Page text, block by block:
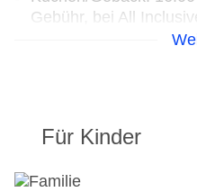
Gebühr, bei All
Anfrage &
12:00 Uhr - 13:30 Uhr,
Für Kinder